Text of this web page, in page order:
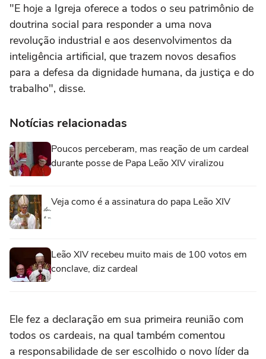
"E hoje a Igreja oferece a todos o seu patrimônio de
doutrina social para responder a uma nova
revolução industrial e aos desenvolvimentos da
inteligência artificial, que trazem novos desafios
para a defesa da dignidade humana, da justiça e do
trabalho", disse.
Notícias relacionadas
Poucos perceberam, mas reação de um cardeal
durante posse de Papa Leão XIV viralizou
Veja como é a assinatura do papa Leão XIV
Leão XIV recebeu muito mais de 100 votos em
conclave, diz cardeal
Ele fez a declaração em sua primeira reunião com
todos os cardeais, na qual também comentou
a responsabilidade de ser escolhido o novo líder da